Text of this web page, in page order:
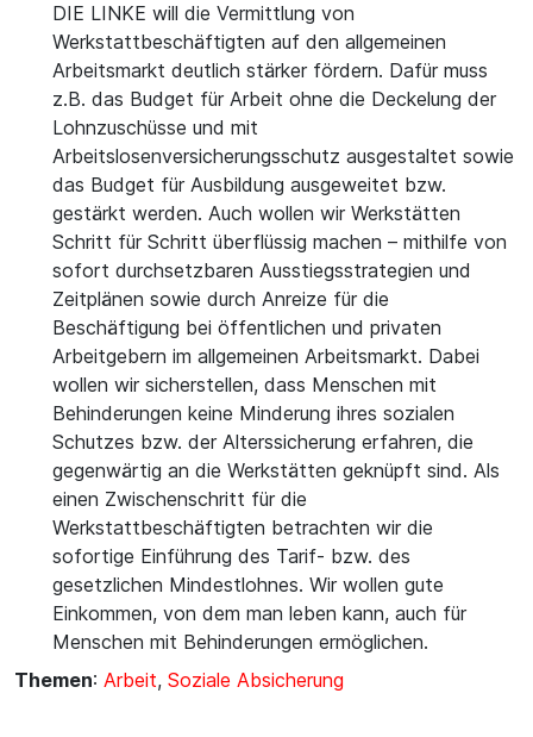
DIE LINKE will die Vermittlung von
Werkstattbeschäftigten auf den allgemeinen
Arbeitsmarkt deutlich stärker fördern. Dafür muss
z.B. das Budget für Arbeit ohne die Deckelung der
Lohnzuschüsse und mit
Arbeitslosenversicherungsschutz ausgestaltet sowie
das Budget für Ausbildung ausgeweitet bzw.
gestärkt werden. Auch wollen wir Werkstätten
Schritt für Schritt überflüssig machen – mithilfe von
sofort durchsetzbaren Ausstiegsstrategien und
Zeitplänen sowie durch Anreize für die
Beschäftigung bei öffentlichen und privaten
Arbeitgebern im allgemeinen Arbeitsmarkt. Dabei
wollen wir sicherstellen, dass Menschen mit
Behinderungen keine Minderung ihres sozialen
Schutzes bzw. der Alterssicherung erfahren, die
gegenwärtig an die Werkstätten geknüpft sind. Als
einen Zwischenschritt für die
Werkstattbeschäftigten betrachten wir die
sofortige Einführung des Tarif- bzw. des
gesetzlichen Mindestlohnes. Wir wollen gute
Einkommen, von dem man leben kann, auch für
Menschen mit Behinderungen ermöglichen.
Themen: Arbeit, Soziale Absicherung